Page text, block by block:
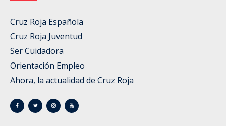
Cruz Roja Española
Cruz Roja Juventud
Ser Cuidadora
Orientación Empleo
Ahora, la actualidad de Cruz Roja